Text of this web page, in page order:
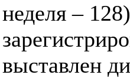
неделя –
выставлен